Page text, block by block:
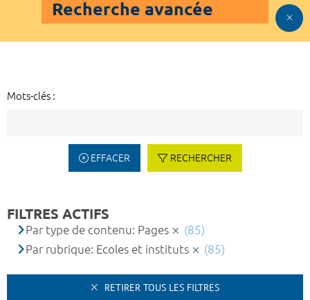
Recherche avancée
Mots-clés :
EFFACER RECHERCHER
FILTRES ACTIFS
Par type de contenu: Pages
(85)
Par rubrique: Ecoles et instituts
(85)
RETIRER TOUS LES FILTRES